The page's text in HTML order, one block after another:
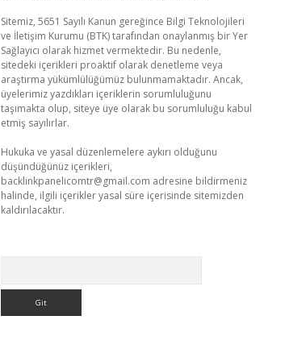
Sitemiz, 5651 Sayılı Kanun gereğince Bilgi Teknolojileri
ve İletişim Kurumu (BTK) tarafından onaylanmış bir Yer
Sağlayıcı olarak hizmet vermektedir. Bu nedenle,
sitedeki içerikleri proaktif olarak denetleme veya
araştırma yükümlülüğümüz bulunmamaktadır. Ancak,
üyelerimiz yazdıkları içeriklerin sorumluluğunu
taşımakta olup, siteye üye olarak bu sorumluluğu kabul
etmiş sayılırlar.
Hukuka ve yasal düzenlemelere aykırı olduğunu
düşündüğünüz içerikleri,
backlinkpanelicomtr@gmail.com adresine bildirmeniz
halinde, ilgili içerikler yasal süre içerisinde sitemizden
kaldırılacaktır.